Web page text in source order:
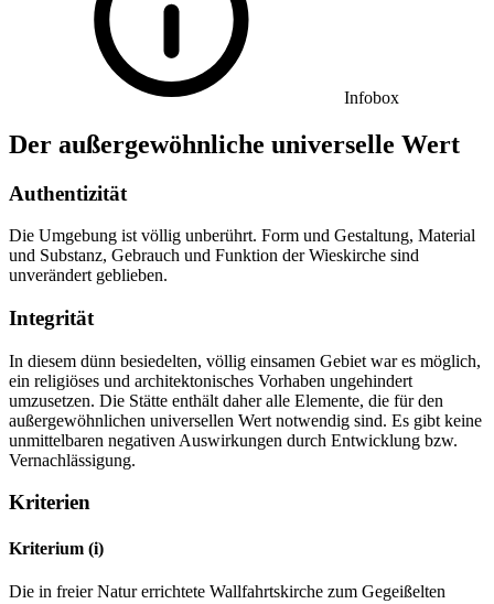
Infobox
Der außergewöhnliche universelle Wert
Authentizität
Die Umgebung ist völlig unberührt. Form und Gestaltung, Material
und Substanz, Gebrauch und Funktion der Wieskirche sind
unverändert geblieben.
Integrität
In diesem dünn besiedelten, völlig einsamen Gebiet war es möglich,
ein religiöses und architektonisches Vorhaben ungehindert
umzusetzen. Die Stätte enthält daher alle Elemente, die für den
außergewöhnlichen universellen Wert notwendig sind. Es gibt keine
unmittelbaren negativen Auswirkungen durch Entwicklung bzw.
Vernachlässigung.
Kriterien
Kriterium (i)
Die in freier Natur errichtete Wallfahrtskirche zum Gegeißelten